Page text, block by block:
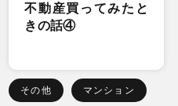
不動産買ってみたと
きの話④
その他 マンション